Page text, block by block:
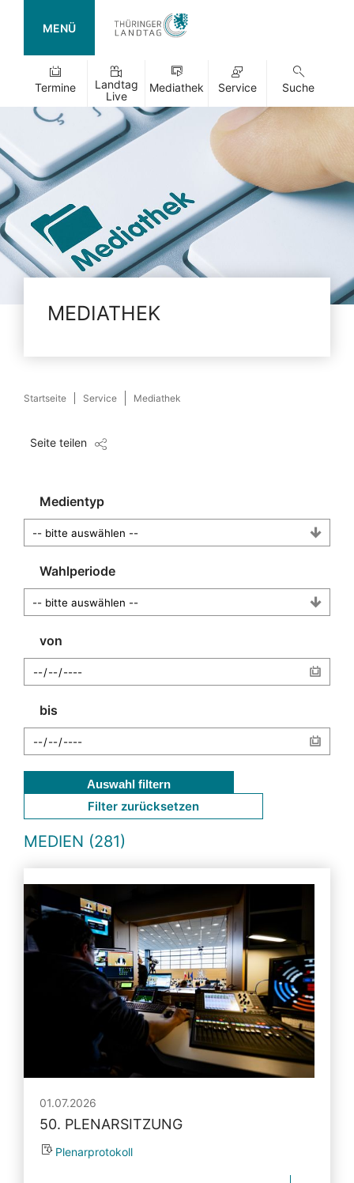
MENÜ
Termine
Landtag
Live
Mediathek Service Suche
MEDIATHEK
Startseite Service Mediathek
Seite teilen
Medientyp
Wahlperiode
von
bis
Auswahl filtern
Filter zurücksetzen
MEDIEN (281)
01.07.2026
50. PLENARSITZUNG
Plenarprotokoll